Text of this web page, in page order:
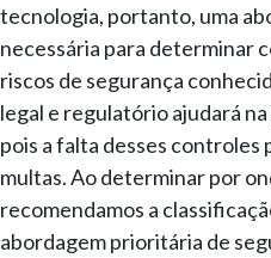
tecnologia, portanto, uma
necessária para determinar
riscos de segurança
legal e regulatório ajudará
pois a falta desses
multas. Ao determinar por
recomendamos a
abordagem prioritária de